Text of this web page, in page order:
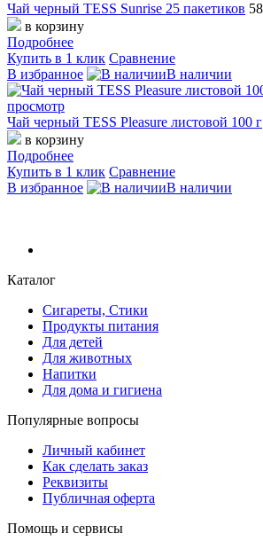
Чай черный TESS Sunrise 25 пакетиков
в корзину
Подробнее
Купить в 1 клик Сравнение
В избранное
В наличии
просмотр
Чай черный TESS Pleasure листовой 100 г
в корзину
Подробнее
Купить в 1 клик Сравнение
В избранное
В наличии
Каталог
Сигареты, Стики
Продукты питания
Для детей
Для животных
Напитки
Для дома и гигиена
Популярные вопросы
Личный кабинет
Как сделать заказ
Реквизиты
Публичная оферта
Помощь и сервисы